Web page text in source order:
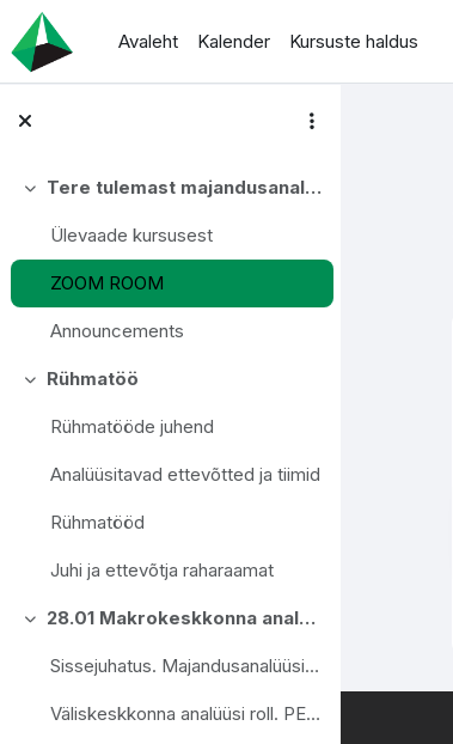
Jäta vahele peasisuni
Avaleht
Kalender Kursuste haldus
Ahenda Tere tulemast majandusanalüüsi e-kursusele!
Ülevaade kursusest
ZOOM ROOM
Announcements
Ahenda
Rühmatöö
Rühmatööde juhend
Analüüsitavad ettevõtted ja tiimid
Rühmatööd
Juhi ja ettevõtja raharaamat
Ahenda 28.01 Makrokeskkonna analüüs.
Sissejuhatus. Majandusanalüüsi olemus ja roll
Väliskeskkonna analüüsi roll. PESTLE analüüs